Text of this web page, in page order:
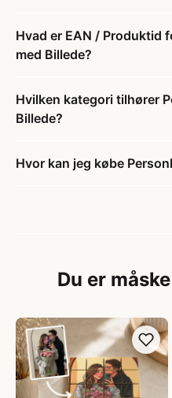
Hvad er EAN / Produktid
med Billede?
Hvilken kategori tilhører
Billede?
Hvor kan jeg købe
Du er